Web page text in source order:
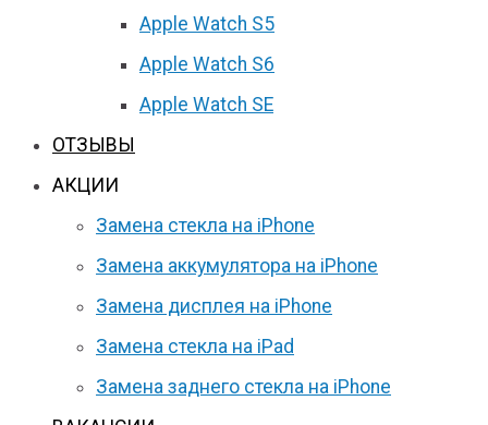
Apple Watch S5
Apple Watch S6
Apple Watch SE
ОТЗЫВЫ
АКЦИИ
Замена стекла на iPhone
Замена аккумулятора на iPhone
Замена дисплея на iPhone
Замена стекла на iPad
Замена заднего стекла на iPhone